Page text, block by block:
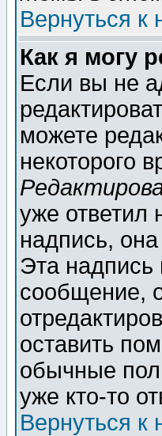
Вернуться к
Как я могу
Если вы не
можете
некоторого
уже ответил
надпись,
Эта надпись
сообщение,
оставить
обычные
уже кто-то
Вернуться к